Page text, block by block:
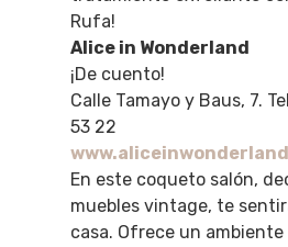
Rufa!
Alice in Wonderland
¡De cuento!
Calle Tamayo y Baus, 7.
53 22
En este coqueto salón,
muebles vintage, te
casa. Ofrece un ambiente